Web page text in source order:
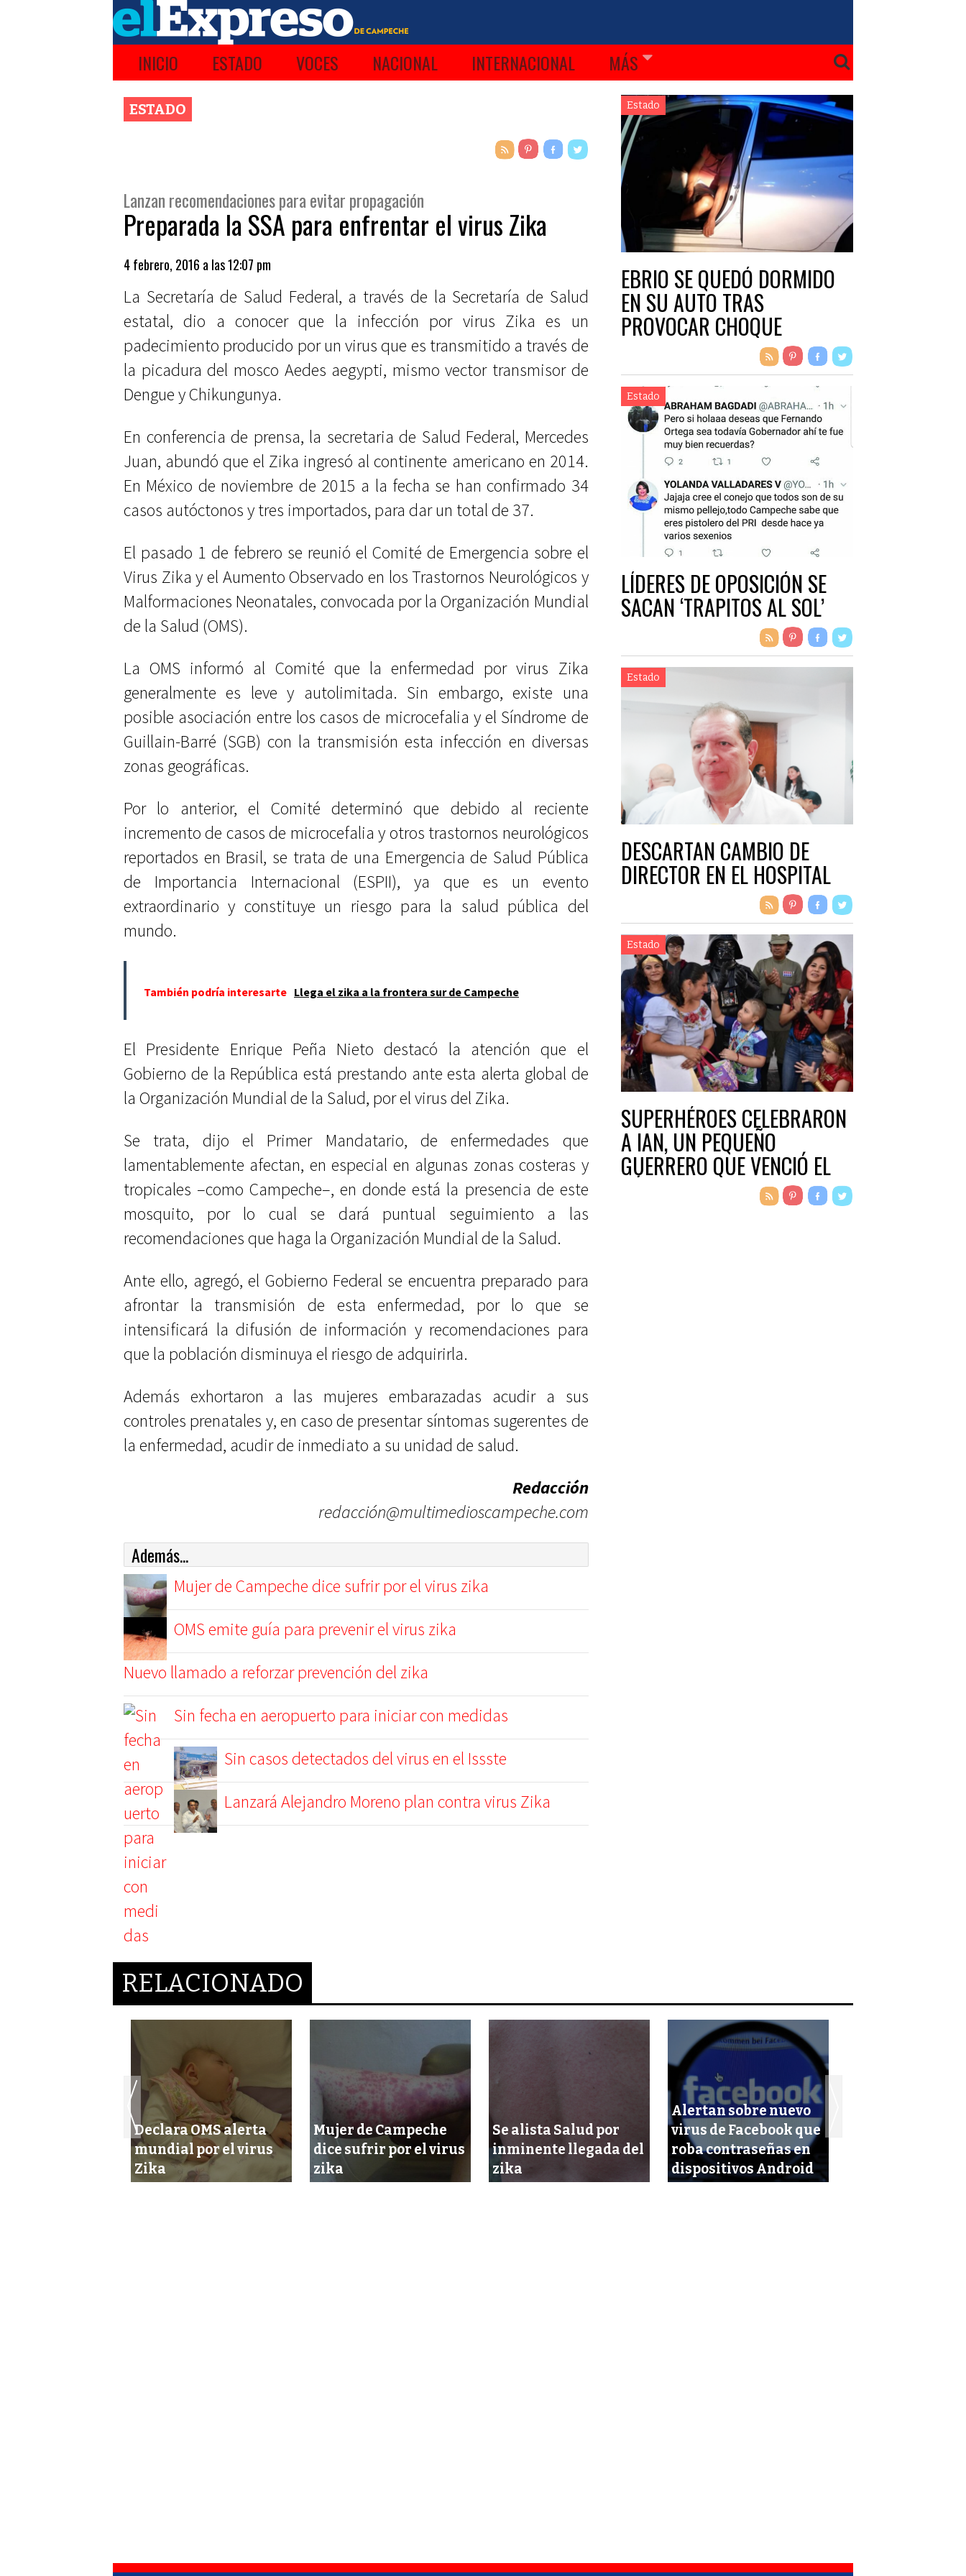
INICIO ESTADO VOCES NACIONAL INTERNACIONAL MÁS
ESTADO
Lanzan recomendaciones para evitar propagación
Preparada la SSA para enfrentar el virus Zika
4 febrero, 2016 a las 12:07 pm
La Secretaría de Salud Federal, a través de la Secretaría de Salud
estatal, dio a conocer que la infección por virus Zika es un
padecimiento producido por un virus que es transmitido a través de
la picadura del mosco Aedes aegypti, mismo vector transmisor de
Dengue y Chikungunya.
En conferencia de prensa, la secretaria de Salud Federal, Mercedes
Juan, abundó que el Zika ingresó al continente americano en 2014.
En México de noviembre de 2015 a la fecha se han confirmado 34
casos autóctonos y tres importados, para dar un total de 37.
El pasado 1 de febrero se reunió el Comité de Emergencia sobre el
Virus Zika y el Aumento Observado en los Trastornos Neurológicos y
Malformaciones Neonatales, convocada por la Organización Mundial
de la Salud (OMS).
La OMS informó al Comité que la enfermedad por virus Zika
generalmente es leve y autolimitada. Sin embargo, existe una
posible asociación entre los casos de microcefalia y el Síndrome de
Guillain-Barré (SGB) con la transmisión esta infección en diversas
zonas geográficas.
Por lo anterior, el Comité determinó que debido al reciente
incremento de casos de microcefalia y otros trastornos neurológicos
reportados en Brasil, se trata de una Emergencia de Salud Pública
de Importancia Internacional (ESPII), ya que es un evento
extraordinario y constituye un riesgo para la salud pública del
mundo.
También podría interesarte Llega el zika a la frontera sur de Campeche
El Presidente Enrique Peña Nieto destacó la atención que el
Gobierno de la República está prestando ante esta alerta global de
la Organización Mundial de la Salud, por el virus del Zika.
Se trata, dijo el Primer Mandatario, de enfermedades que
lamentablemente afectan, en especial en algunas zonas costeras y
tropicales –como Campeche–, en donde está la presencia de este
mosquito, por lo cual se dará puntual seguimiento a las
recomendaciones que haga la Organización Mundial de la Salud.
Ante ello, agregó, el Gobierno Federal se encuentra preparado para
afrontar la transmisión de esta enfermedad, por lo que se
intensificará la difusión de información y recomendaciones para
que la población disminuya el riesgo de adquirirla.
Además exhortaron a las mujeres embarazadas acudir a sus
controles prenatales y, en caso de presentar síntomas sugerentes de
la enfermedad, acudir de inmediato a su unidad de salud.
Redacción
redacción@multimedioscampeche.com
Además...
Mujer de Campeche dice sufrir por el virus zika
OMS emite guía para prevenir el virus zika
Nuevo llamado a reforzar prevención del zika
Sin fecha en aeropuerto para iniciar con medidas
Sin casos detectados del virus en el Issste
Lanzará Alejandro Moreno plan contra virus Zika
Estado
EBRIO SE QUEDÓ DORMIDO
EN SU AUTO TRAS
PROVOCAR CHOQUE
Estado
LÍDERES DE OPOSICIÓN SE
SACAN ‘TRAPITOS AL SOL’
Estado
DESCARTAN CAMBIO DE
DIRECTOR EN EL HOSPITAL
Estado
SUPERHÉROES CELEBRARON
A IAN, UN PEQUEÑO
GUERRERO QUE VENCIÓ EL
RELACIONADO
Declara OMS alerta
mundial por el virus
Zika
Mujer de Campeche
dice sufrir por el virus
zika
Se alista Salud por
inminente llegada del
zika
Alertan sobre nuevo
virus de Facebook que
roba contraseñas en
dispositivos Android